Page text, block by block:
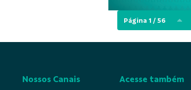
Página 1 / 56
Nossos Canais Acesse também